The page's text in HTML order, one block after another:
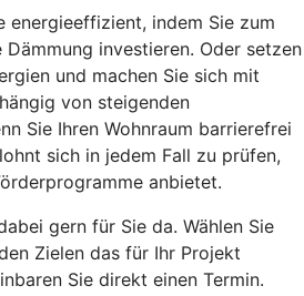
energieeffizient, indem Sie zum
Dämmung investieren. Oder setzen
und machen Sie sich mit
von steigenden
Sie Ihren Wohnraum barrierefrei
sich in jedem Fall zu prüfen,
anbietet.
gern für Sie da. Wählen Sie
Zielen das für Ihr Projekt
Sie direkt einen Termin.